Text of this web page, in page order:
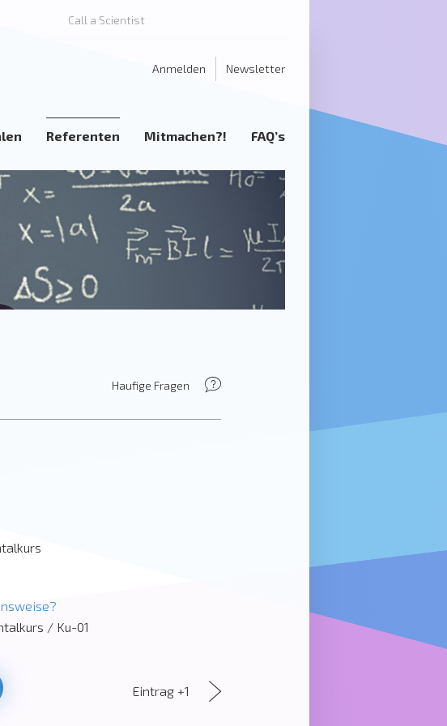
Call a Scientist
Referenten Mitmachen?! FAQ’s
Anmelden Newsletter
Haufige Fragen
/ Ku-01
Eintrag +1